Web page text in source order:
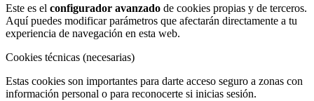
Este es el configurador avanzado de cookies propias y de terceros.
Aquí puedes modificar parámetros que afectarán directamente a tu
experiencia de navegación en esta web.
Cookies técnicas (necesarias)
Estas cookies son importantes para darte acceso seguro a zonas con
información personal o para reconocerte si inicias sesión.